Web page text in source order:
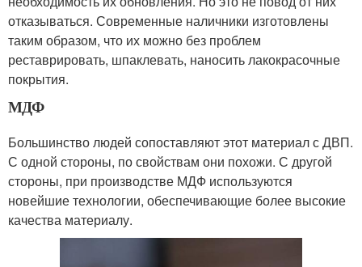
отказываться. Современные наличники изготовлены
таким образом, что их можно без проблем
реставрировать, шпаклевать, наносить лакокрасочные
покрытия.
МДФ
Большинство людей сопоставляют этот материал с ДВП.
С одной стороны, по свойствам они похожи. С другой
стороны, при производстве МДФ используются
новейшие технологии, обеспечивающие более высокие
качества материалу.